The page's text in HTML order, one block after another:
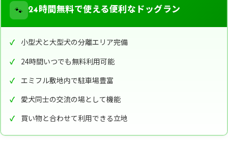
🐾 24時間無料で使える便利なドッグラン
小型犬と大型犬の分離エリア完備
24時間いつでも無料利用可能
エミフル敷地内で駐車場豊富
愛犬同士の交流の場として機能
買い物と合わせて利用できる立地